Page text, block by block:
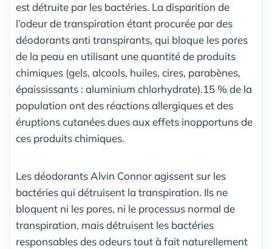
est détruite par les bactéries. La disparition de
l’odeur de transpiration étant procurée par des
déodorants anti transpirants, qui bloque les pores
de la peau en utilisant une quantité de produits
chimiques (gels, alcools, huiles, cires, parabènes,
épaississants : aluminium chlorhydrate).15 % de la
population ont des réactions allergiques et des
éruptions cutanées dues aux effets inopportuns de
ces produits chimiques.
Les déodorants Alvin Connor agissent sur les
bactéries qui détruisent la transpiration. Ils ne
bloquent ni les pores, ni le processus normal de
transpiration, mais détruisent les bactéries
responsables des odeurs tout à fait naturellement